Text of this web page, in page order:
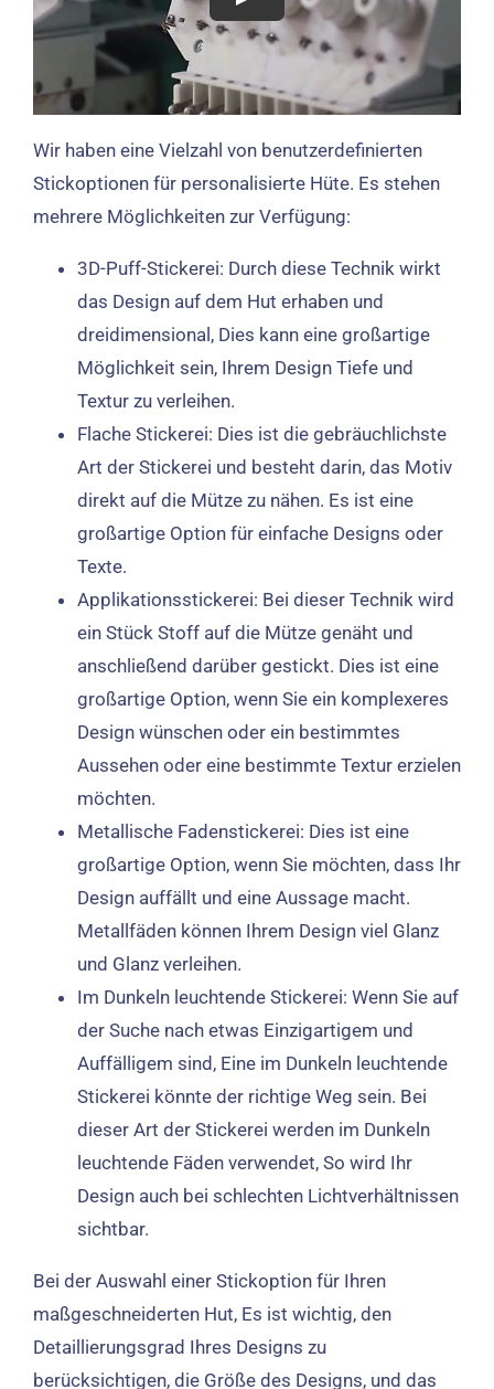
Wir haben eine Vielzahl von benutzerdefinierten
Stickoptionen für personalisierte Hüte. Es stehen
mehrere Möglichkeiten zur Verfügung:
3D-Puff-Stickerei: Durch diese Technik wirkt
das Design auf dem Hut erhaben und
dreidimensional, Dies kann eine großartige
Möglichkeit sein, Ihrem Design Tiefe und
Textur zu verleihen.
Flache Stickerei: Dies ist die gebräuchlichste
Art der Stickerei und besteht darin, das Motiv
direkt auf die Mütze zu nähen. Es ist eine
großartige Option für einfache Designs oder
Texte.
Applikationsstickerei: Bei dieser Technik wird
ein Stück Stoff auf die Mütze genäht und
anschließend darüber gestickt. Dies ist eine
großartige Option, wenn Sie ein komplexeres
Design wünschen oder ein bestimmtes
Aussehen oder eine bestimmte Textur erzielen
möchten.
Metallische Fadenstickerei: Dies ist eine
großartige Option, wenn Sie möchten, dass Ihr
Design auffällt und eine Aussage macht.
Metallfäden können Ihrem Design viel Glanz
und Glanz verleihen.
Im Dunkeln leuchtende Stickerei: Wenn Sie auf
der Suche nach etwas Einzigartigem und
Auffälligem sind, Eine im Dunkeln leuchtende
Stickerei könnte der richtige Weg sein. Bei
dieser Art der Stickerei werden im Dunkeln
leuchtende Fäden verwendet, So wird Ihr
Design auch bei schlechten Lichtverhältnissen
sichtbar.
Bei der Auswahl einer Stickoption für Ihren
maßgeschneiderten Hut, Es ist wichtig, den
Detaillierungsgrad Ihres Designs zu
berücksichtigen, die Größe des Designs, und das